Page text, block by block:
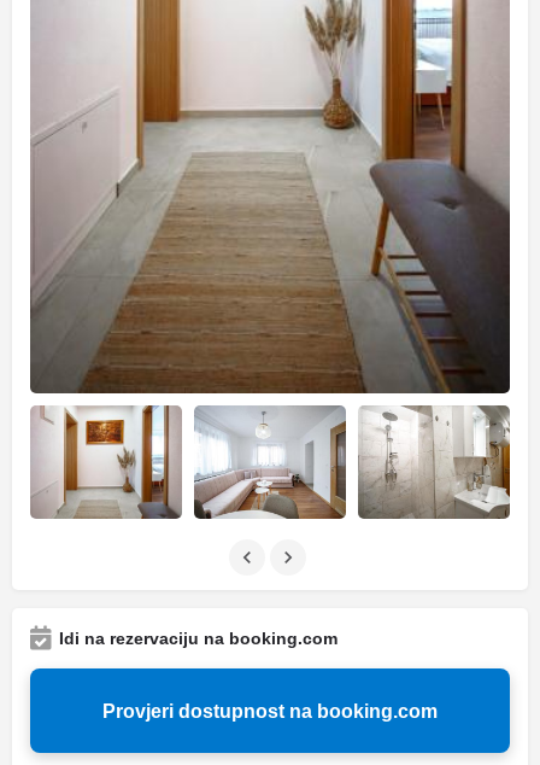
Idi na rezervaciju na booking.com
Provjeri dostupnost na booking.com